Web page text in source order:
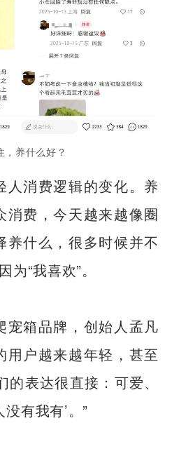
，养什么好？
人消费逻辑的变化。养
消费，今天越来越像圈
养什么，很多时候并不
为“我喜欢”。
宠箱品牌，创始人孟凡
用户越来越年轻，甚至
的表达很直接：可爱、
有我有’。”